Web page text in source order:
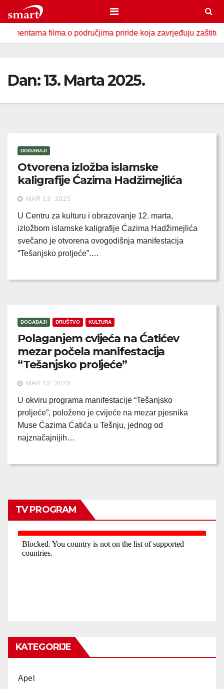
to
contentfilma o područjima priride koja zavrjeđuju zaštitu države
Dan:13. Marta 2025.
DOGAĐAJI
Otvorena izložba islamske
kaligrafije Ćazima Hadžimejlića
MAR 13, 2025
U Centru za kulturu i obrazovanje 12. marta,
izložbom islamske kaligrafije Ćazima Hadžimejlića
svečano je otvorena ovogodišnja manifestacija
“Tešanjsko proljeće”.…
DOGAĐAJI DRUŠTVO KULTURA
Polaganjem cvijeća na Ćatićev
mezar počela manifestacija
“Tešanjsko proljeće”
MAR 13, 2025
U okviru programa manifestacije “Tešanjsko
proljeće”, položeno je cvijeće na mezar pjesnika
Muse Ćazima Ćatića u Tešnju, jednog od
najznačajnijih…
TV PROGRAM
KATEGORIJE
Apel